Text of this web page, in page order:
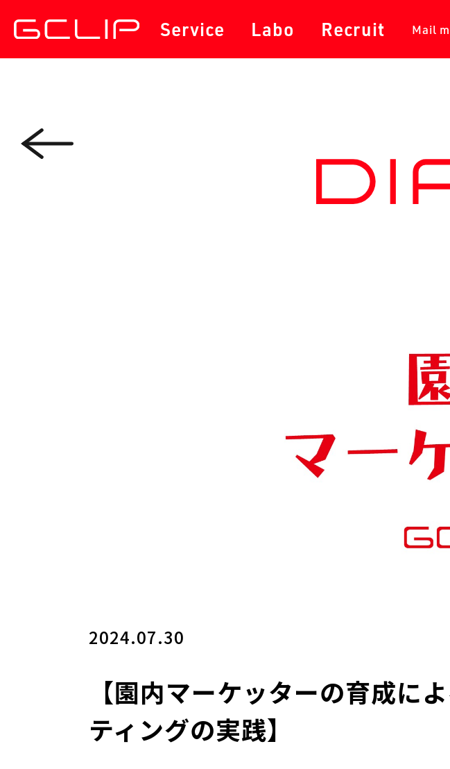
Service Labo Recruit Mail
2024.07.30
【園内マーケッターの育成に
ティングの実践】